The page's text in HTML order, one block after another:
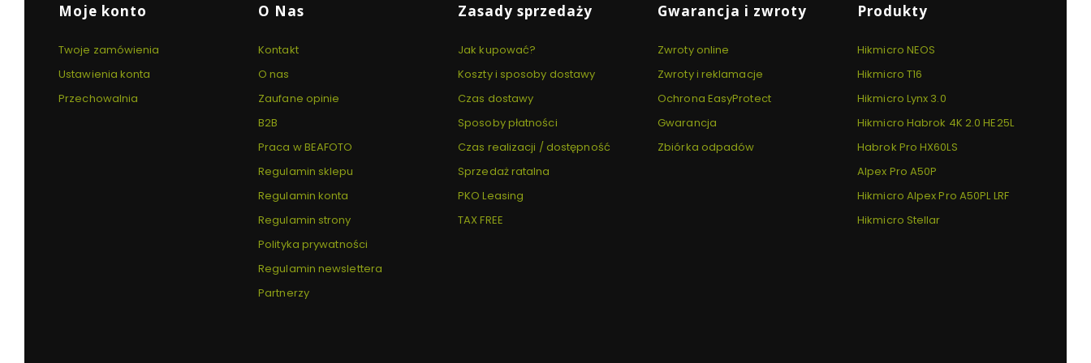
Linki w stopce
Moje konto
Twoje zamówienia
Ustawienia konta
Przechowalnia
O Nas
Kontakt
O nas
Zaufane opinie
B2B
Praca w BEAFOTO
Regulamin sklepu
Regulamin konta
Regulamin strony
Polityka prywatności
Regulamin newslettera
Partnerzy
Zasady sprzedaży
Jak kupować?
Koszty i sposoby dostawy
Czas dostawy
Sposoby płatności
Czas realizacji / dostępność
Sprzedaż ratalna
PKO Leasing
TAX FREE
Gwarancja i zwroty
Zwroty online
Zwroty i reklamacje
Ochrona EasyProtect
Gwarancja
Zbiórka odpadów
Produkty
Hikmicro NEOS
Hikmicro T16
Hikmicro Lynx 3.0
Hikmicro Habrok 4K 2.0 HE25L
Habrok Pro HX60LS
Alpex Pro A50P
Hikmicro Alpex Pro A50PL LRF
Hikmicro Stellar